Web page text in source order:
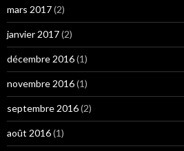
mars 2017(2)
janvier 2017(2)
décembre 2016(1)
novembre 2016(1)
septembre 2016(2)
août 2016(1)